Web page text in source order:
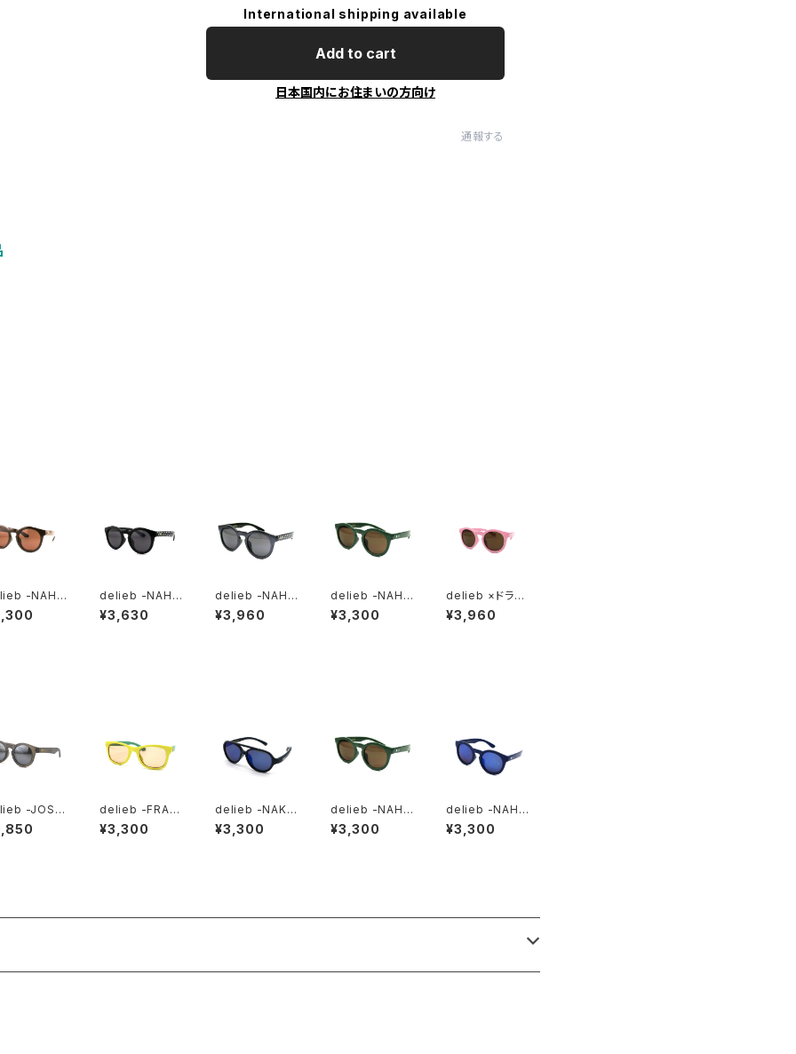
International shipping available
Add to cart
日本国内にお住まいの方向け
通報する
-NAHA
Brown/Br
KIDSsi
delieb -NAHA
NNI DotBlack/
Smoke- KID
¥3,630
delieb -NAHA
NNI DotGlitte
r/Smoke- KI
¥3,960
delieb -NAHA
NNI DarkGree
n/Brown- KI
¥3,300
delieb ×ドラえ
もん -NAHANN
I MilkyPink/Br
¥3,960
-JOSH
Black/Silv
BA
delieb -FRAS
ER PastelYell
owGreen/Ligh
¥3,300
delieb -NAKU
RU Navy/Blue
mirror- BABY
¥3,300
delieb -NAHA
NNI DarkGree
n/Brown- KI
¥3,300
delieb -NAHA
NNI Navy/Blue
mirror- KIDS
¥3,300